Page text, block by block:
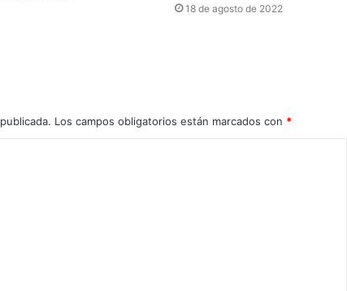
18 de agosto de 2022
Los campos obligatorios están marcados con *